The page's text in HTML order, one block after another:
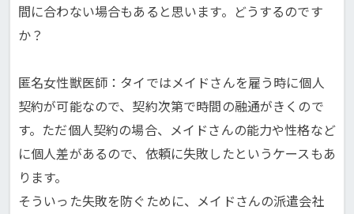
間に合わない場合もあると思います。どうするのです
か？
匿名女性獣医師：タイではメイドさんを雇う時に個人
契約が可能なので、契約次第で時間の融通がきくので
す。ただ個人契約の場合、メイドさんの能力や性格など
に個人差があるので、依頼に失敗したというケースもあ
ります。
そういった失敗を防ぐために、メイドさんの派遣会社